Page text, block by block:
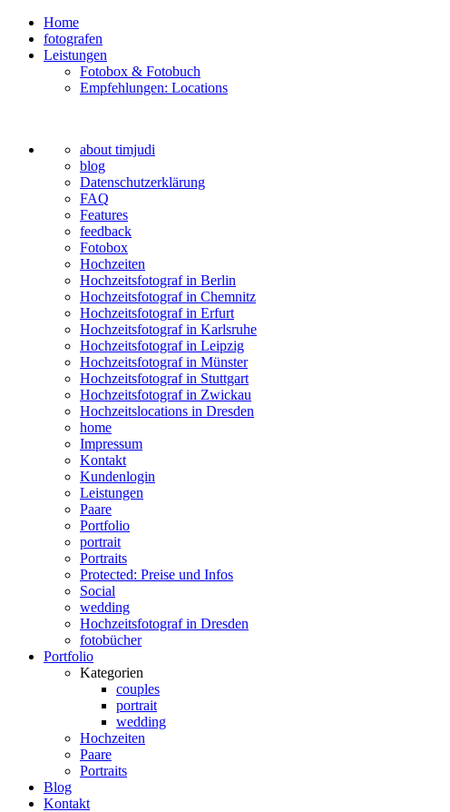
Home
fotografen
Leistungen
Fotobox & Fotobuch
Empfehlungen: Locations
about timjudi
blog
Datenschutzerklärung
FAQ
Features
feedback
Fotobox
Hochzeiten
Hochzeitsfotograf in Berlin
Hochzeitsfotograf in Chemnitz
Hochzeitsfotograf in Erfurt
Hochzeitsfotograf in Karlsruhe
Hochzeitsfotograf in Leipzig
Hochzeitsfotograf in Münster
Hochzeitsfotograf in Stuttgart
Hochzeitsfotograf in Zwickau
Hochzeitslocations in Dresden
home
Impressum
Kontakt
Kundenlogin
Leistungen
Paare
Portfolio
portrait
Portraits
Protected: Preise und Infos
Social
wedding
Hochzeitsfotograf in Dresden
fotobücher
Portfolio
Kategorien
couples
portrait
wedding
Hochzeiten
Paare
Portraits
Blog
Kontakt